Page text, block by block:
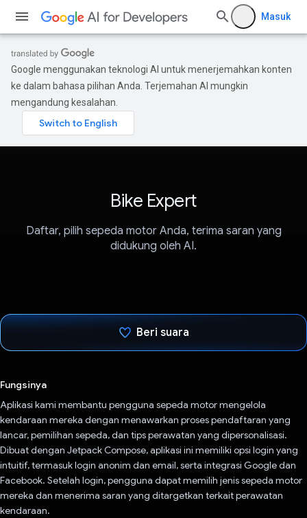
Masuk
Google menggunakan teknologi AI untuk menerjemahkan konten
ke dalam bahasa pilihan Anda. Terjemahan AI mungkin
mengandung kesalahan.
Bike Expert
Daftar, pilih sepeda motor Anda, terima saran yang
didukung oleh AI.
Beri suara
Fungsinya
Aplikasi kami membantu pengguna sepeda motor mengelola
kendaraan mereka dengan menawarkan proses pendaftaran yang
lancar, pemilihan sepeda, dan tips perawatan yang dipersonalisasi.
Dibuat dengan Jetpack Compose, aplikasi ini memiliki opsi login yang
intuitif, termasuk login anonim dan email, serta integrasi Google dan
Facebook. Setelah login, pengguna dapat memilih jenis sepeda motor
mereka dan menerima saran yang ditargetkan terkait perawatan
kendaraan.